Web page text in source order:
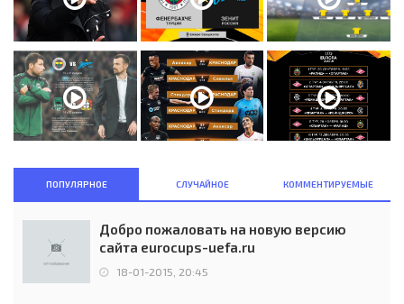
ПОПУЛЯРНОЕ СЛУЧАЙНОЕ КОММЕНТИРУЕМЫЕ
Добро пожаловать на новую версию
сайта eurocups-uefa.ru
18-01-2015, 20:45